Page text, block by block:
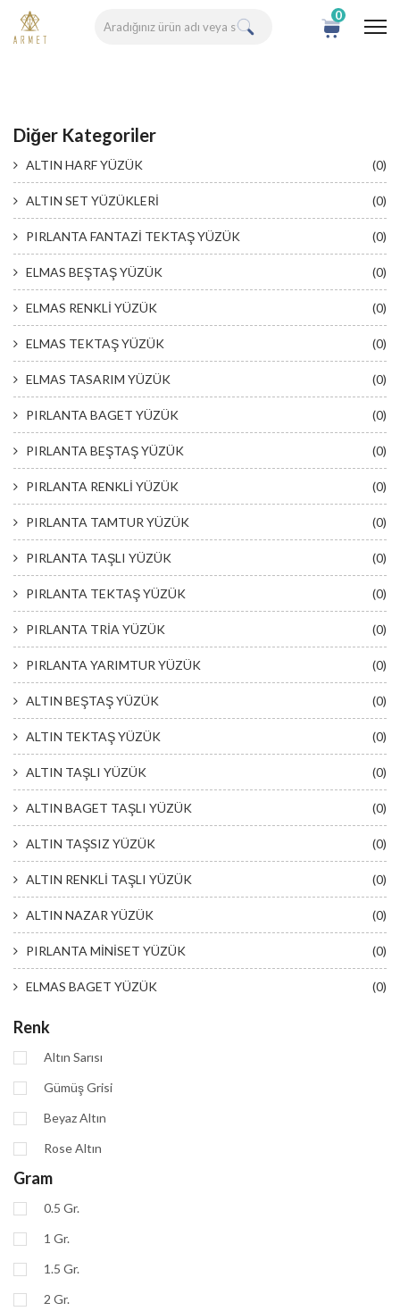
0
Diğer Kategoriler
ALTIN HARF YÜZÜK (0)
ALTIN SET YÜZÜKLERİ (0)
PIRLANTA FANTAZİ TEKTAŞ YÜZÜK (0)
ELMAS BEŞTAŞ YÜZÜK (0)
ELMAS RENKLİ YÜZÜK (0)
ELMAS TEKTAŞ YÜZÜK (0)
ELMAS TASARIM YÜZÜK (0)
PIRLANTA BAGET YÜZÜK (0)
PIRLANTA BEŞTAŞ YÜZÜK (0)
PIRLANTA RENKLİ YÜZÜK (0)
PIRLANTA TAMTUR YÜZÜK (0)
PIRLANTA TAŞLI YÜZÜK (0)
PIRLANTA TEKTAŞ YÜZÜK (0)
PIRLANTA TRİA YÜZÜK (0)
PIRLANTA YARIMTUR YÜZÜK (0)
ALTIN BEŞTAŞ YÜZÜK (0)
ALTIN TEKTAŞ YÜZÜK (0)
ALTIN TAŞLI YÜZÜK (0)
ALTIN BAGET TAŞLI YÜZÜK (0)
ALTIN TAŞSIZ YÜZÜK (0)
ALTIN RENKLİ TAŞLI YÜZÜK (0)
ALTIN NAZAR YÜZÜK (0)
PIRLANTA MİNİSET YÜZÜK (0)
ELMAS BAGET YÜZÜK (0)
Renk
Altın Sarısı
Gümüş Grisi
Beyaz Altın
Rose Altın
Gram
0.5 Gr.
1 Gr.
1.5 Gr.
2 Gr.